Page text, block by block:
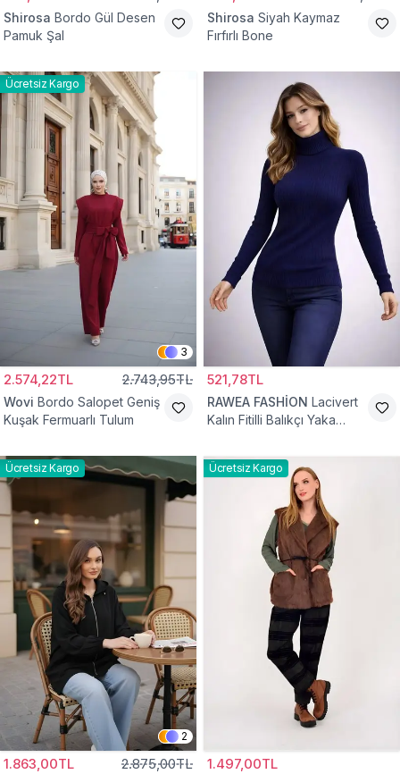
Shirosa Bordo Gül Desen
Pamuk Şal
Shirosa Siyah Kaymaz
Fırfırlı Bone
Ücretsiz Kargo
3
2.574,22TL 2.743,95TL
Wovi Bordo Salopet Geniş
Kuşak Fermuarlı Tulum
521,78TL
RAWEA FASHİON Lacivert
Kalın Fitilli Balıkçı Yaka
Ücretsiz Kargo
2
1.863,00TL 2.875,00TL
Ücretsiz Kargo
1.497,00TL